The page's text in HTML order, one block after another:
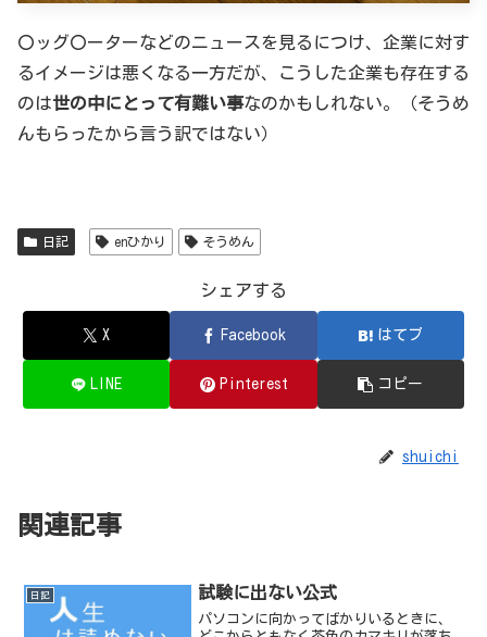
〇ッグ〇ーターなどのニュースを見るにつけ、企業に対す
るイメージは悪くなる一方だが、こうした企業も存在する
のは世の中にとって有難い事なのかもしれない。（そうめ
んもらったから言う訳ではない）
日記 enひかり そうめん
シェアする
X Facebook はてブ
LINE Pinterest コピー
shuichi
関連記事
日記 試験に出ない公式
パソコンに向かってばかりいるときに、